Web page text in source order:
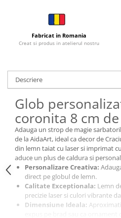
Personalizate
Termosuri Personalizate
Desfacatoare si Tirbusoane
Personalizate
Vinuri Personalizate
Accesorii de Birou
Pixuri Personalizate
Mousepad-uri
Globuri de Birou
Agende A5
Agende A6
Planner / Jurnal
Articole pentru Casa
Fabricat in Romania
Creat si produs in atelierul nostru
Descriere
Glob
coronita 8 cm
Adauga un strop de magie
de la AidaArt, ideal ca decor de
din lemn taiat cu laser si imprimat
aduce un plus de caldura si
Personalizare Creativa:
direct pe globul de lemn.
Calitate Exceptionala: Lemn
precizie laser si culori vibrante
Dimensiune Ideala: